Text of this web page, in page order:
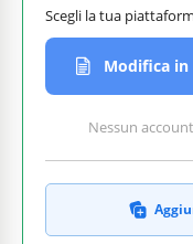
Scegli la tua
Modifica in
Nessun